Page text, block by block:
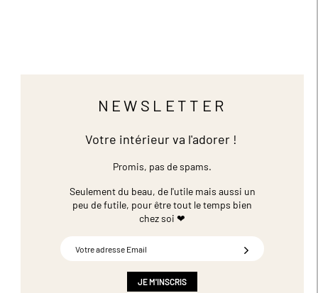
NEWSLETTER
Votre intérieur va l'adorer !
Promis, pas de spams.
Seulement du beau, de l'utile mais aussi un
peu de futile, pour être tout le temps bien
chez soi ❤
JE M'INSCRIS